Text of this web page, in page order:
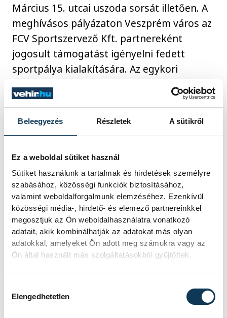
Beleegyezés Részletek A sütikről
Ez a weboldal sütiket használ
Sütiket használunk a tartalmak és hirdetések személyre
szabásához, közösségi funkciók biztosításához,
valamint weboldalforgalmunk elemzéséhez. Ezenkívül
közösségi média-, hirdető- és elemező partnereinkkel
megosztjuk az Ön weboldalhasználatra vonatkozó
adatait, akik kombinálhatják az adatokat más olyan
adatokkal, amelyeket Ön adott meg számukra vagy az
Ön által használt más szolgáltatásokból gyűjtöttek.
Elengedhetetlen
Március 15. utcai uszoda sorsát illetően. A
meghívásos pályázaton Veszprém város az
FCV Sportszervező Kft. partnereként
jogosult támogatást igényelni fedett
sportpálya kialakítására. Az egykori
tanuszodát csak tetemes költségek árán,
jelentős felújítással lehetne újra
használhatóvá tenni, és erre évek óta nem
látszik forrás. A jelenlegi támogatás
létesülne, ami enyhíthetné a városi
sportinfrastruktúra szűkösségét.